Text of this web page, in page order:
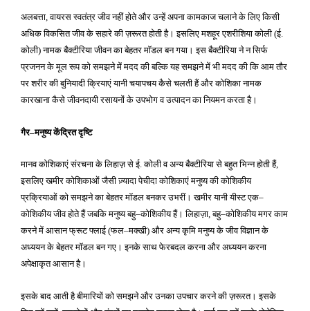
अलबत्ता,वायरस स्वतंत्र जीव नहीं होते और उन्हें अपना कामकाज चलाने के लिए किसी
अधिक विकसित जीव के सहारे की ज़रूरत होती है। इसलिए मशहूर एशरीशिया कोली (ई.
कोली)नामक बैक्टीरिया जीवन का बेहतर मॉडल बन गया। इस बैक्टीरिया ने न सिर्फ
प्रजनन के मूल रूप को समझने में मदद की बल्कि यह समझने में भी मदद की कि आम तौर
पर शरीर की बुनियादी क्रियाएं यानी चयापचय कैसे चलती हैं और कोशिका नामक
कारखाना कैसे जीवनदायी रसायनों के उपभोग व उत्पादन का नियमन करता है।
गैर–मनुष्य केंद्रित दृष्टि
मानव कोशिकाएं संरचना के लिहाज़ से ई.कोली व अन्य बैक्टीरिया से बहुत भिन्न होती हैं,
इसलिए खमीर कोशिकाओं जैसी ज़्यादा पेचीदा कोशिकाएं मनुष्य की कोशिकीय
प्रक्रियाओं को समझने का बेहतर मॉडल बनकर उभरीं। खमीर यानी यीस्ट एक–
कोशिकीय जीव होते हैं जबकि मनुष्य बहु–कोशिकीय हैं। लिहाज़ा,बहु–कोशिकीय मगर काम
करने में आसान फ्रूट फ्लाई(फल–मक्खी) और अन्य कृमि मनुष्य के जीव विज्ञान के
अध्ययन के बेहतर मॉडल बन गए। इनके साथ फेरबदल करना और अध्ययन करना
अपेक्षाकृत आसान है।
इसके बाद आती है बीमारियों को समझने और उनका उपचार करने की ज़रूरत। इसके